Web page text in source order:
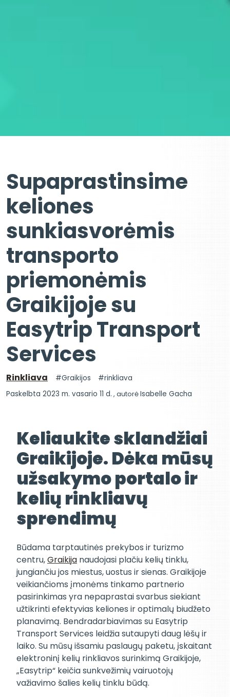
Supaprastinsime
keliones
sunkiasvorėmis
transporto
priemonėmis
Graikijoje su
Easytrip Transport
Services
Rinkliava Graikijos
rinkliava
Paskelbta 2023 m. vasario 11 d. , autorėIsabelle Gacha
Keliaukite sklandžiai
Graikijoje. Dėka mūsų
užsakymo portalo ir
kelių rinkliavų
sprendimų
Būdama tarptautinės prekybos ir turizmo
centru,Graikija naudojasi plačiu kelių tinklu,
jungiančiu jos miestus, uostus ir sienas. Graikijoje
veikiančioms įmonėms tinkamo partnerio
pasirinkimas yra nepaprastai svarbus siekiant
užtikrinti efektyvias keliones ir optimalų biudžeto
planavimą. Bendradarbiavimas su Easytrip
Transport Services leidžia sutaupyti daug lėšų ir
laiko. Su mūsų išsamiu paslaugų paketu, įskaitant
elektroninį kelių rinkliavos surinkimą Graikijoje,
„Easytrip“ keičia sunkvežimių vairuotojų
važiavimo šalies kelių tinklu būdą.